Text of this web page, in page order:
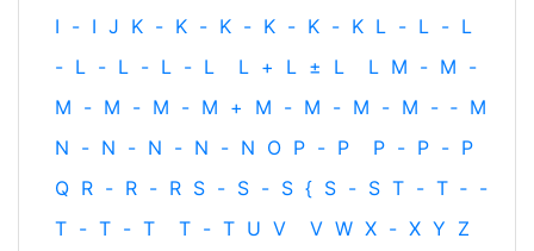
I - I J K - K - K - K - K - K L - L - L
- L - L - L - L L + L ± L L M - M -
M - M - M - M + M - M - M - M - ‐ M
N - N - N - N - N O P - P P - P - P
Q R - R - R S - S - S { S - S T - T ‐ -
T - T - T T - T U V V W X - X Y Z